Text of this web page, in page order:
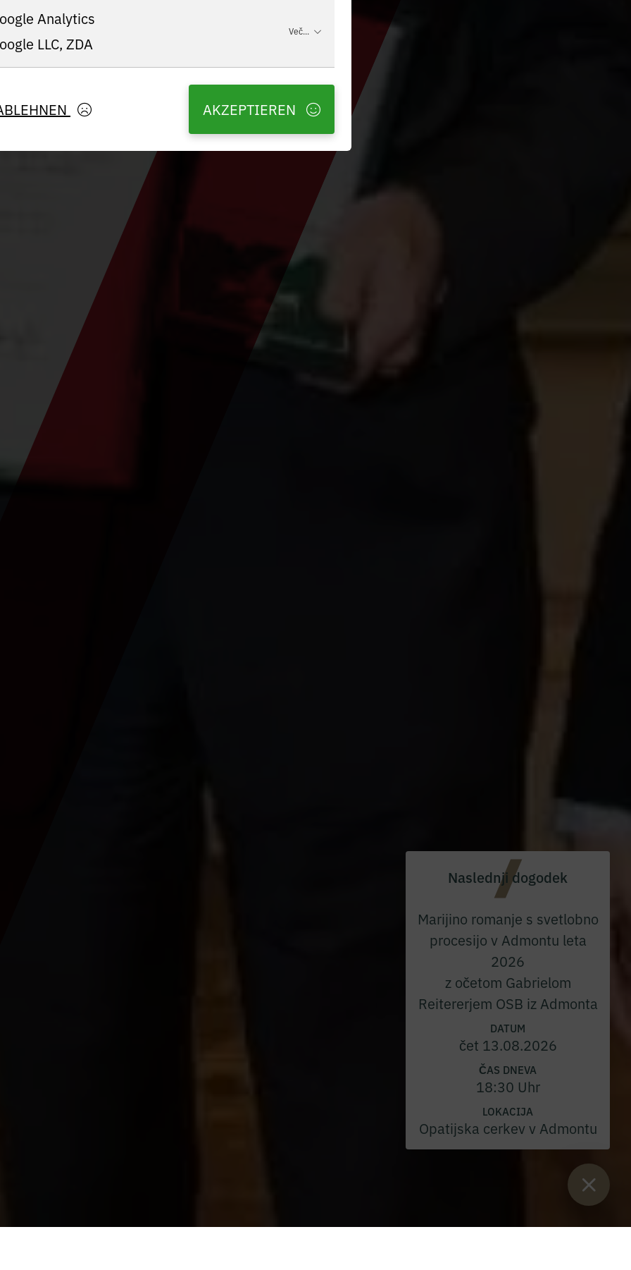
Naslednji dogodek
Marijino romanje s svetlobno
procesijo v Admontu leta
2026
z očetom Gabrielom
Reitererjem OSB iz Admonta
DATUM
čet 13.08.2026
ČAS DNEVA
18:30 Uhr
LOKACIJA
Opatijska cerkev v Admontu
Analytics
LLC, ZDA
Več...
AKZEPTIEREN